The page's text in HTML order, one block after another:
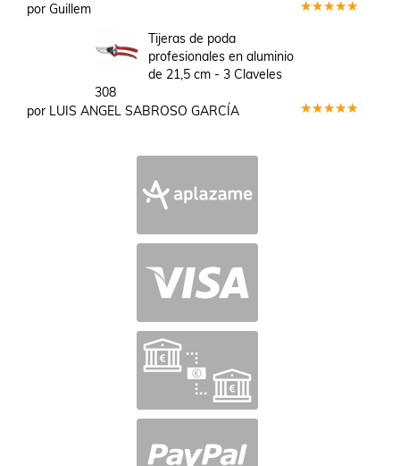
por Guillem
Tijeras de poda
profesionales en aluminio
de 21,5 cm - 3 Claveles
308
por LUIS ANGEL SABROSO GARCÍA